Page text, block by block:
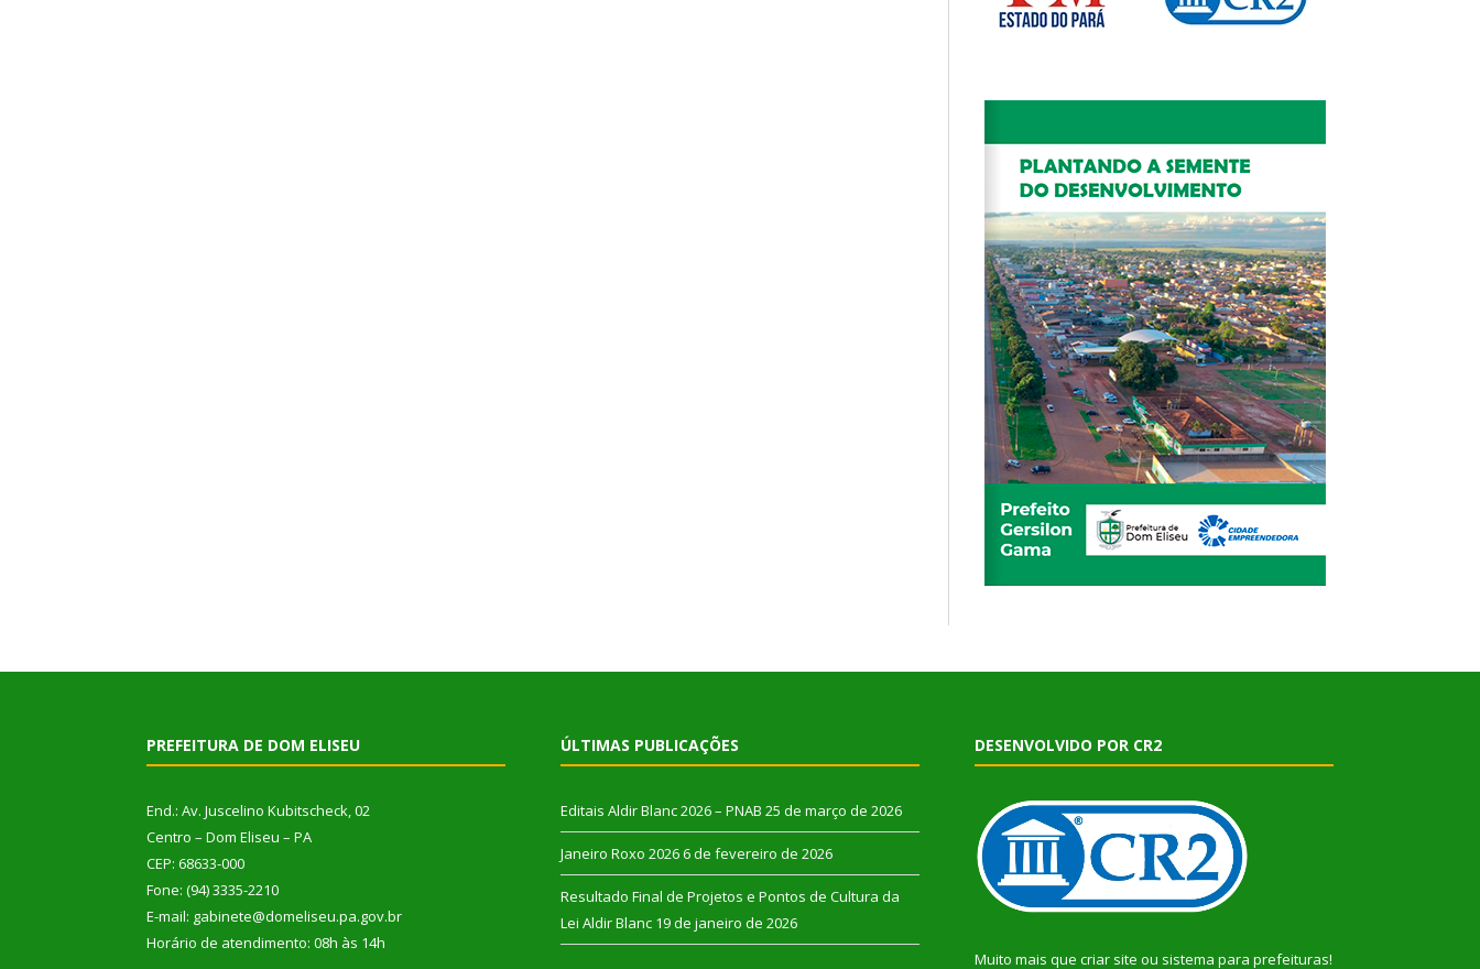
PREFEITURA DE DOM ELISEU
End.: Av. Juscelino Kubitscheck, 02
Centro – Dom Eliseu – PA
CEP: 68633-000
Fone: (94) 3335-2210
E-mail: gabinete@domeliseu.pa.gov.br
Horário de atendimento: 08h às 14h
ÚLTIMAS PUBLICAÇÕES
Editais Aldir Blanc 2026 – PNAB 25 de março de 2026
Janeiro Roxo 2026 6 de fevereiro de 2026
Resultado Final de Projetos e Pontos de Cultura da
Lei Aldir Blanc 19 de janeiro de 2026
DESENVOLVIDO POR CR2
Muito mais que criar site ou sistema para prefeituras!